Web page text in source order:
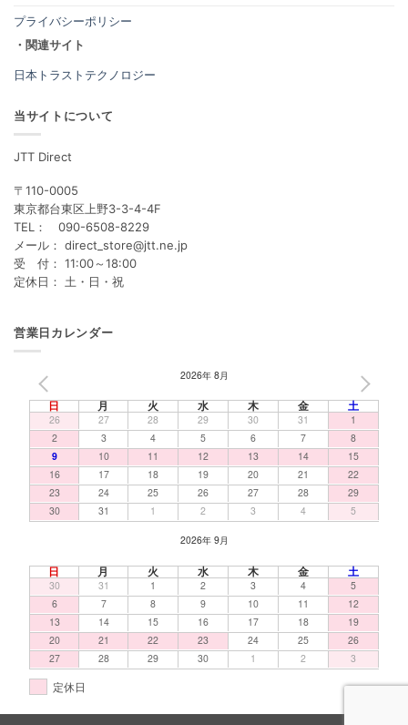
プライバシーポリシー
・関連サイト
日本トラストテクノロジー
当サイトについて
JTT Direct
〒110-0005
東京都台東区上野3-3-4-4F
TEL： 090-6508-8229
メール： direct_store@jtt.ne.jp
受 付： 11:00～18:00
定休日： 土・日・祝
営業日カレンダー
2026年 8月
日 月 火 水 木 金 土
26 27 28 29 30 31
1
2
3 4 5 6 7
8
9
10 11 12 13 14
15
16
17 18 19 20 21
22
23
24 25 26 27 28
29
30
31 1 2 3 4 5
2026年 9月
日 月 火 水 木 金 土
30 31 1 2 3 4
5
6
7 8 9 10 11
12
13
14 15 16 17 18
19
20
21 22 23 24 25
26
27
28 29 30 1 2 3
定休日